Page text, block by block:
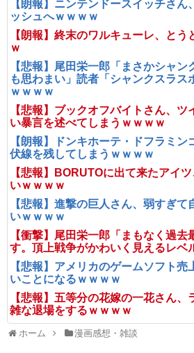
【朗報】ニンテンドースイッチさん
ッシュへｗｗｗｗ
【朗報】終末のワルキューレ、とう
ｗ
【悲報】尾田栄一郎「まさかシャ
も思わまい」読者「シャンクスラ
ｗｗｗｗ
【悲報】ブックオフバイトさん、
い暴言を述べてしまうｗｗｗｗ
【朗報】ドンキホーテ・ドフラミ
伏線を残してしまうｗｗｗｗ
【悲報】BORUTOに出て来たアイ
いｗｗｗｗ
【悲報】進撃の巨人さん、弱すぎ
いｗｗｗｗ
【衝撃】尾田栄一郎「まもなく過去
す。頂上戦争がかわいく見えるレ
【悲報】アメリカのゲームソフト
いことになるｗｗｗｗ
【悲報】五等分の花嫁の一花さん、
雑な退場をするｗｗｗｗ
ホーム 漫画感想・雑談